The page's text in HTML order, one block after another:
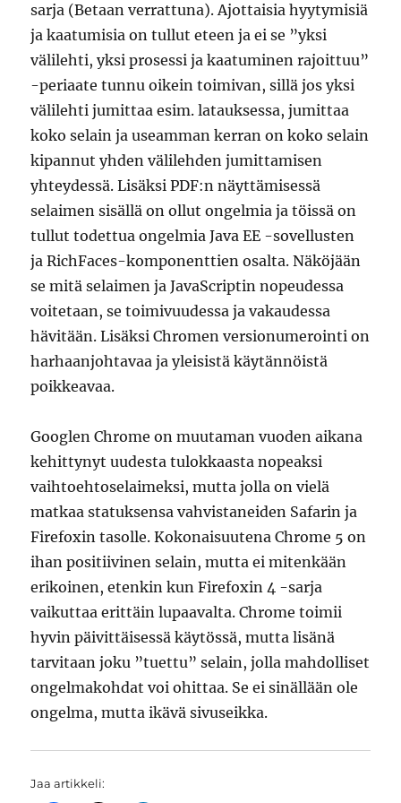
sarja (Betaan verrattuna). Ajottaisia hyytymisiä
ja kaatumisia on tullut eteen ja ei se ”yksi
välilehti, yksi prosessi ja kaatuminen rajoittuu”
-periaate tunnu oikein toimivan, sillä jos yksi
välilehti jumittaa esim. latauksessa, jumittaa
koko selain ja useamman kerran on koko selain
kipannut yhden välilehden jumittamisen
yhteydessä. Lisäksi PDF:n näyttämisessä
selaimen sisällä on ollut ongelmia ja töissä on
tullut todettua ongelmia Java EE -sovellusten
ja RichFaces-komponenttien osalta. Näköjään
se mitä selaimen ja JavaScriptin nopeudessa
voitetaan, se toimivuudessa ja vakaudessa
hävitään. Lisäksi Chromen versionumerointi on
harhaanjohtavaa ja yleisistä käytännöistä
poikkeavaa.
Googlen Chrome on muutaman vuoden aikana
kehittynyt uudesta tulokkaasta nopeaksi
vaihtoehtoselaimeksi, mutta jolla on vielä
matkaa statuksensa vahvistaneiden Safarin ja
Firefoxin tasolle. Kokonaisuutena Chrome 5 on
ihan positiivinen selain, mutta ei mitenkään
erikoinen, etenkin kun Firefoxin 4 -sarja
vaikuttaa erittäin lupaavalta. Chrome toimii
hyvin päivittäisessä käytössä, mutta lisänä
tarvitaan joku ”tuettu” selain, jolla mahdolliset
ongelmakohdat voi ohittaa. Se ei sinällään ole
ongelma, mutta ikävä sivuseikka.
Jaa artikkeli: